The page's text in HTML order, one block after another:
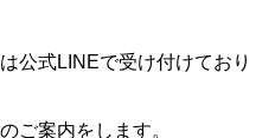
公式LINEで受け付けており
ご案内をします。